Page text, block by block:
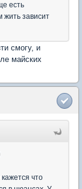
есть
жить зависит
смогу, и
майских
что